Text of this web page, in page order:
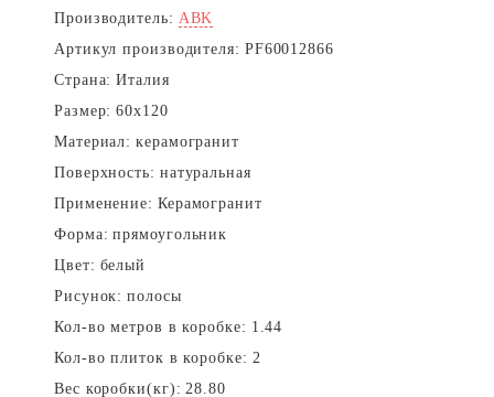
Производитель: ABK
Артикул производителя: PF60012866
Страна: Италия
Размер: 60x120
Материал: керамогранит
Поверхность: натуральная
Применение: Керамогранит
Форма: прямоугольник
Цвет: белый
Рисунок: полосы
Кол-во метров в коробке: 1.44
Кол-во плиток в коробке: 2
Вес коробки(кг): 28.80